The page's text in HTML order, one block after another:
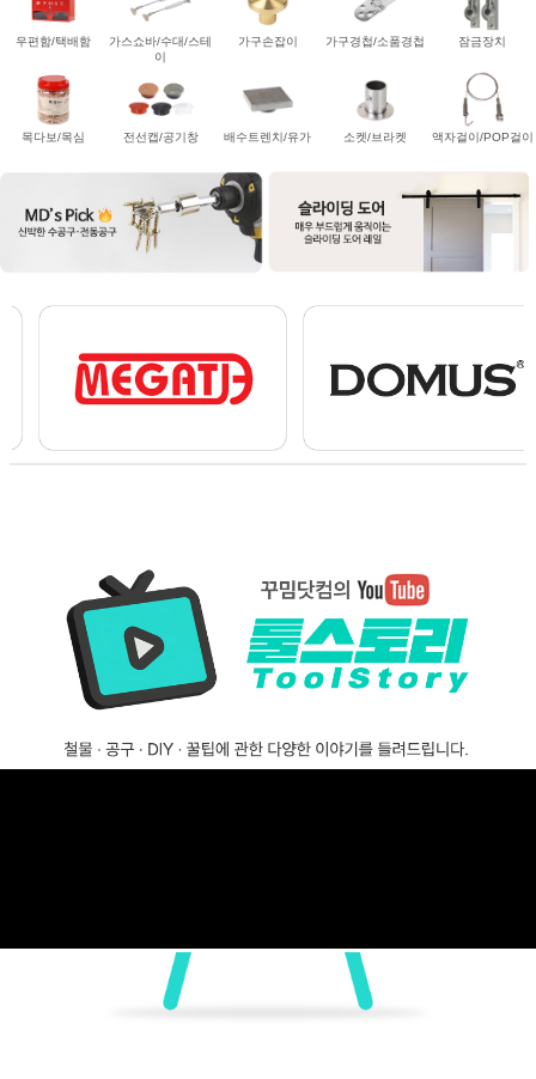
우편함/택배함
가스쇼바/수대/스테
이
가구손잡이 가구경첩/소품경첩 잠금장치
목다보/목심 전선캡/공기창 배수트렌치/유가 소켓/브라켓 액자걸이/POP걸이